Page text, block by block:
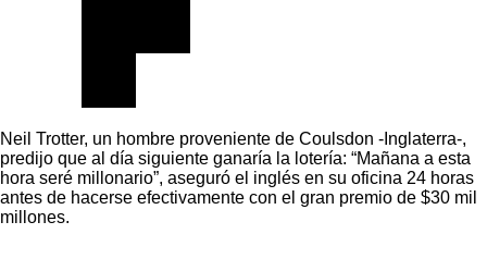
Neil Trotter, un hombre proveniente de Coulsdon -Inglaterra-,
predijo que al día siguiente ganaría la lotería: “Mañana a esta
hora seré millonario”, aseguró el inglés en su oficina 24 horas
antes de hacerse efectivamente con el gran premio de $30 mil
millones.